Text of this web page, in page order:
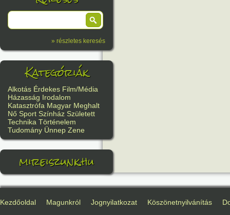
» részletes keresés
Kategóriák
Alkotás Érdekes Film/Média
Házasság Irodalom
Katasztrófa Magyar Meghalt
Nő Sport Színház Született
Technika Történelem
Tudomány Ünnep Zene
mireiszunk.hu
Kezdőoldal Magunkról Jognyilatkozat Köszönetnyilvánítás